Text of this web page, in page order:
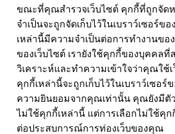
ขณะที่คุณสำรวจเว็บไซต์ คุกกี้ที่ถูกจัด
จำเป็นจะถูกจัดเก็บไว้ในเบราว์เซอร์ข
เหล่านี้มีความจำเป็นต่อการทำงานข
ของเว็บไซต์ เรายังใช้คุกกี้ของบุคคลที่
วิเคราะห์และทำความเข้าใจว่าคุณใช้
คุกกี้เหล่านี้จะถูกเก็บไว้ในเบราว์เซอร์
ความยินยอมจากคุณเท่านั้น คุณยังมีตัว
ไม่ใช้คุกกี้เหล่านี้ แต่การเลือกไม่ใช้คุก
ต่อประสบการณ์การท่องเว็บของคุณ